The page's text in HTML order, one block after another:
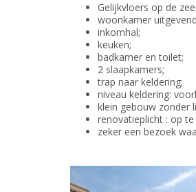
Gelijkvloers op de
woonkamer
inkomhal;
keuken;
badkamer en toilet;
2 slaapkamers;
trap naar keldering;
niveau keldering:
klein gebouw zonder
renovatieplicht : op
zeker een bezoek